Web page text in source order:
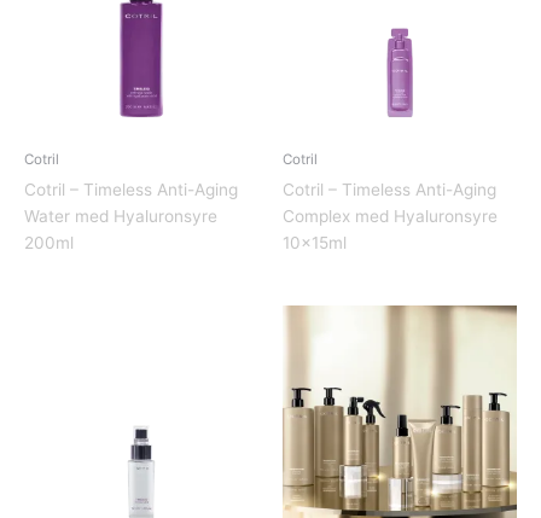
Cotril
Cotril – Timeless Anti-Aging
Water med Hyaluronsyre
200ml
Cotril
Cotril – Timeless Anti-Aging
Complex med Hyaluronsyre
10x15ml